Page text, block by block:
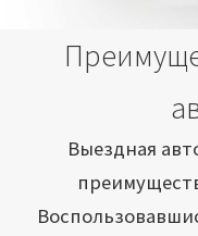
Выездная